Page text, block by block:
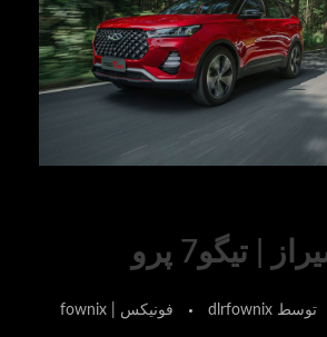
| تیگو7 پرو
توسط dlrfownix فونیکس | fownix